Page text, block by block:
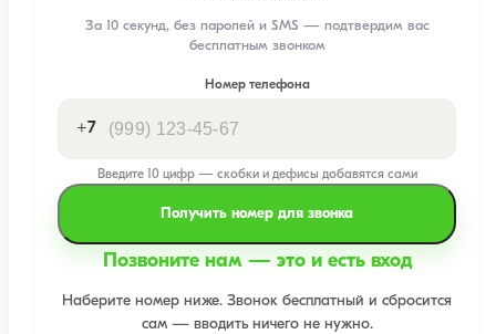
За 10 секунд, без паролей и SMS — подтвердим вас
бесплатным звонком
Номер телефона
+7
Введите 10 цифр — скобки и дефисы добавятся сами
Получить номер для звонка
Позвоните нам — это и есть вход
Наберите номер ниже. Звонок бесплатный и сбросится
сам — вводить ничего не нужно.